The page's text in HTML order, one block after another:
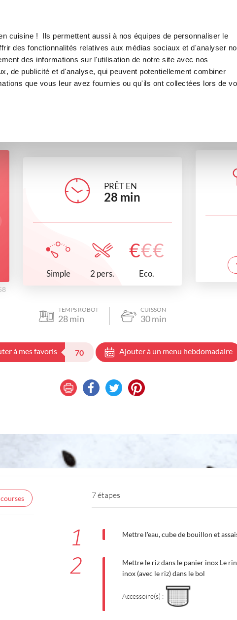
cuisine ! Ils permettent aussi à nos équipes de personnaliser le
des fonctionnalités relatives aux médias sociaux et d'analyser
des informations sur l'utilisation de notre site avec nos
de publicité et d'analyse, qui peuvent potentiellement combiner
que vous leur avez fournies ou qu'ils ont collectées lors de
de poulet à la florentine
plats
PRÊT EN
28 min
Simple 2 pers.
€€€
Eco.
TEMPS ROBOT
28min
CUISSON
30min
à mes favoris 70 Ajouter à un menu hebdomadaire
7 étapes
1 Mettre l'eau, cube de bouillon et
2
Mettre le riz dans le panier inox Le
inox (avec le riz) dans le bol
Accessoire(s) :